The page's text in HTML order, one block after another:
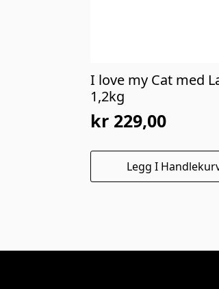
I love my Cat med
1,2kg
kr 229,00
Legg I